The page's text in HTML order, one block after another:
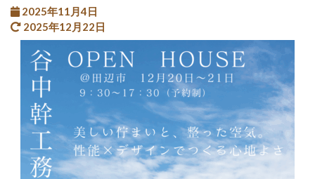
2025年11月4日
2025年12月22日